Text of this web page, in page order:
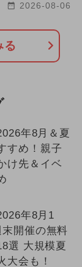
2026-08-06
る
年8月＆夏
すめ！親子
け先＆イベ
年8月1
末開催の無料
選 大規模夏
大会も！